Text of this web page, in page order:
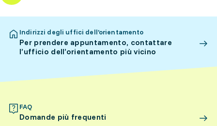
Indirizzi degli uffici dell’orientamento
Per prendere appuntamento, contattare
l’ufficio dell’orientamento più vicino
FAQ
Domande più frequenti